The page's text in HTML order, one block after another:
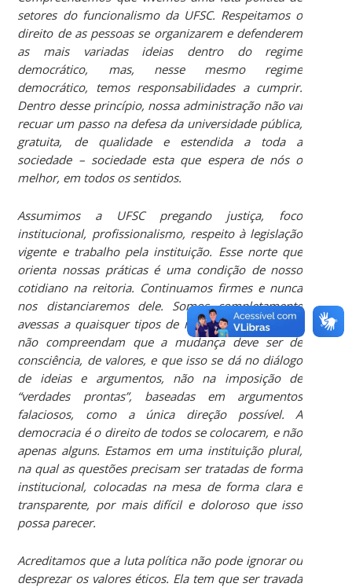
setores do funcionalismo da UFSC. Respeitamos o
direito de as pessoas se organizarem e defenderem
as mais variadas ideias dentro do regime
democrático, mas, nesse mesmo regime
democrático, temos responsabilidades a cumprir.
Dentro desse princípio, nossa administração não vai
recuar um passo na defesa da universidade pública,
gratuita, de qualidade e estendida a toda a
sociedade – sociedade esta que espera de nós o
melhor, em todos os sentidos.
Assumimos a UFSC pregando justiça, foco
institucional, profissionalismo, respeito à legislação
vigente e trabalho pela instituição. Esse norte que
orienta nossas práticas é uma condição de nosso
cotidiano na reitoria. Continuamos firmes e nunca
nos distanciaremos dele. Somos completamente
avessas a quaisquer tipos de regimes políticos que
não compreendam que a mudança deve ser de
consciência, de valores, e que isso se dá no diálogo
de ideias e argumentos, não na imposição de
“verdades prontas”, baseadas em argumentos
falaciosos, como a única direção possível. A
democracia é o direito de todos se colocarem, e não
apenas alguns. Estamos em uma instituição plural,
na qual as questões precisam ser tratadas de forma
institucional, colocadas na mesa de forma clara e
transparente, por mais difícil e doloroso que isso
possa parecer.
Acreditamos que a luta política não pode ignorar ou
desprezar os valores éticos. Ela tem que ser travada